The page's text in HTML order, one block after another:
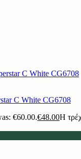
C White CG6708
€60.00.€48.00Η